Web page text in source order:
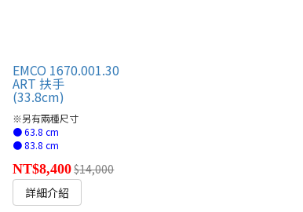
EMCO 1670.001.30
ART 扶手
(33.8cm)
※另有兩種尺寸
● 63.8 cm
● 83.8 cm
NT$8,400$14,000
詳細介紹